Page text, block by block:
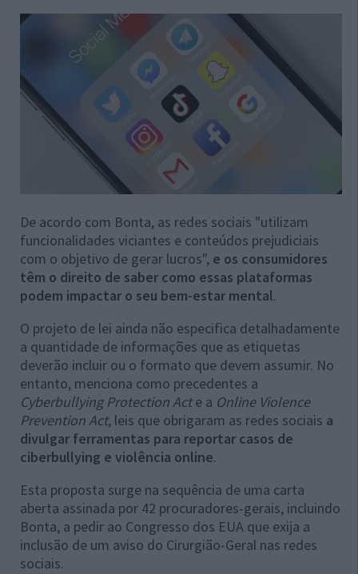
De acordo com Bonta, as redes sociais "utilizam
funcionalidades viciantes e conteúdos prejudiciais
com o objetivo de gerar lucros", e os consumidores
têm o direito de saber como essas plataformas
podem impactar o seu bem-estar mental.
O projeto de lei ainda não especifica detalhadamente
a quantidade de informações que as etiquetas
deverão incluir ou o formato que devem assumir. No
entanto, menciona como precedentes a
Cyberbullying Protection Acte a Online Violence
Prevention Act, leis que obrigaram as redes sociais a
divulgar ferramentas para reportar casos de
ciberbullying e violência online.
Esta proposta surge na sequência de uma carta
aberta assinada por 42 procuradores-gerais, incluindo
Bonta, a pedir ao Congresso dos EUA que exija a
inclusão de um aviso do Cirurgião-Geral nas redes
sociais.